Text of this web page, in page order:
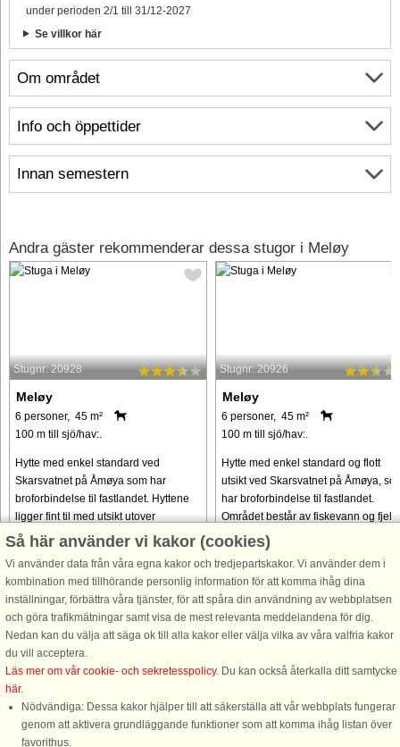
Om området
Info och öppettider
Innan semestern
under perioden 2/1 till 31/12-2027
Se villkor här
Andra gäster rekommenderar dessa stugor i Meløy
Stugnr: 20928
Meløy
6 personer, 45 m²
100 m till sjö/hav:.
Hytte med enkel standard ved
Skarsvatnet på Åmøya som har
broforbindelse til fastlandet. Hyttene
ligger fint til med utsikt utover
Skarsvatnet og fjellene i området. 1
Inkludert ...
från 7.008 SEK
Stugnr: 20926
Meløy
6 personer, 45 m²
100 m till sjö/hav:.
Hytte med enkel standard og flott
utsikt ved Skarsvatnet på Åmøya,
har broforbindelse til fastlandet.
Området består av fiskevann og fjell.
Hytta ligger på en lun skogstomt med
vakker utsikt mot vannet ...
från 7.008 SEK
Så här använder vi kakor (cookies)
Vi använder data från våra egna kakor och tredjepartskakor. Vi använder dem i
kombination med tillhörande personlig information för att komma ihåg dina
inställningar, förbättra våra tjänster, för att spåra din användning av webbplatsen
och göra trafikmätningar samt visa de mest relevanta meddelandena för dig.
Nedan kan du välja att säga ok till alla kakor eller välja vilka av våra valfria kakor
du vill acceptera.
Läs mer om vår cookie- och sekretesspolicy. Du kan också återkalla ditt samtycke
här.
Nödvändiga: Dessa kakor hjälper till att säkerställa att vår webbplats fungerar
genom att aktivera grundläggande funktioner som att komma ihåg listan över
favorithus.